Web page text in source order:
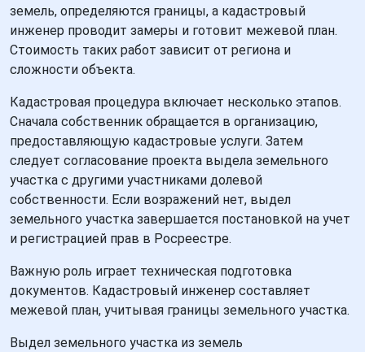
земель, определяются границы, а кадастровый
инженер проводит замеры и готовит межевой план.
Стоимость таких работ зависит от региона и
сложности объекта.
Кадастровая процедура включает несколько этапов.
Сначала собственник обращается в организацию,
предоставляющую кадастровые услуги. Затем
следует согласование проекта выдела земельного
участка с другими участниками долевой
собственности. Если возражений нет, выдел
земельного участка завершается постановкой на учет
и регистрацией прав в Росреестре.
Важную роль играет техническая подготовка
документов. Кадастровый инженер составляет
межевой план, учитывая границы земельного участка.
Выдел земельного участка из земель